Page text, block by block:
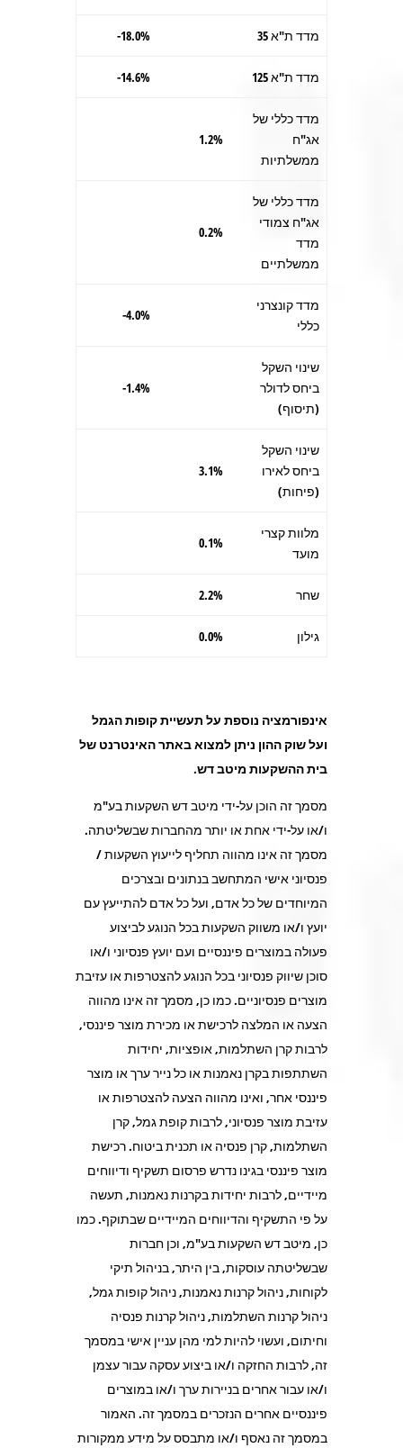
מדד ת"א 35 18.0%-
מדד ת"א 125 14.6%-
מדד כללי של
אג"ח
ממשלתיות
1.2%
מדד כללי של
אג"ח צמודי
מדד
ממשלתיים
0.2%
מדד קונצרני
כללי
4.0%-
שינוי השקל
ביחס לדולר
(תיסוף)
1.4%-
שינוי השקל
ביחס לאירו
(פיחות)
3.1%
מלוות קצרי
מועד
0.1%
שחר 2.2%
גילון 0.0%
אינפורמציה נוספת על תעשיית קופות הגמל
ועל שוק ההון ניתן למצוא באתר האינטרנט של
בית ההשקעות מיטב דש.
מסמך זה הוכן על-ידי מיטב דש השקעות בע"מ
ו/או על-ידי אחת או יותר מהחברות שבשליטתה.
מסמך זה אינו מהווה תחליף לייעוץ השקעות /
פנסיוני אישי המתחשב בנתונים ובצרכים
המיוחדים של כל אדם, ועל כל אדם להתייעץ עם
יועץ ו/או משווק השקעות בכל הנוגע לביצוע
פעולה במוצרים פיננסיים ועם יועץ פנסיוני ו/או
סוכן שיווק פנסיוני בכל הנוגע להצטרפות או עזיבת
מוצרים פנסיוניים. כמו כן, מסמך זה אינו מהווה
הצעה או המלצה לרכישת או מכירת מוצר פיננסי,
לרבות קרן השתלמות, אופציות, יחידות
השתתפות בקרן נאמנות או כל נייר ערך או מוצר
פיננסי אחר, ואינו מהווה הצעה להצטרפות או
עזיבת מוצר פנסיוני, לרבות קופת גמל, קרן
השתלמות, קרן פנסיה או תכנית ביטוח. רכישת
מוצר פיננסי בגינו נדרש פרסום תשקיף ודיווחים
מיידיים, לרבות יחידות בקרנות נאמנות, תעשה
על פי התשקיף והדיווחים המיידיים שבתוקף. כמו
כן, מיטב דש השקעות בע"מ, וכן חברות
שבשליטתה עוסקות, בין היתר, בניהול תיקי
לקוחות, ניהול קרנות נאמנות, ניהול קופות גמל,
ניהול קרנות השתלמות, ניהול קרנות פנסיה
וחיתום, ועשוי להיות למי מהן עניין אישי במסמך
זה, לרבות החזקה ו/או ביצוע עסקה עבור עצמן
ו/או עבור אחרים בניירות ערך ו/או במוצרים
פיננסיים אחרים הנזכרים במסמך זה. האמור
במסמך זה נאסף ו/או מתבסס על מידע ממקורות